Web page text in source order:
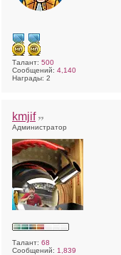
Талант: 500
Сообщений: 4,140
Награды: 2
kmjif
Администратор
Талант: 68
Сообщений: 1,839